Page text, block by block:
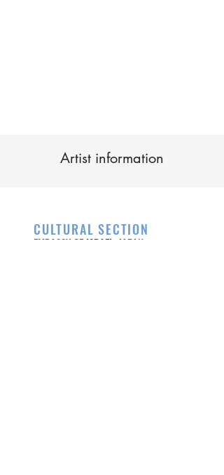
Artist information
CULTURAL SECTION
EMBASSY OF ISRAEL , JAPAN